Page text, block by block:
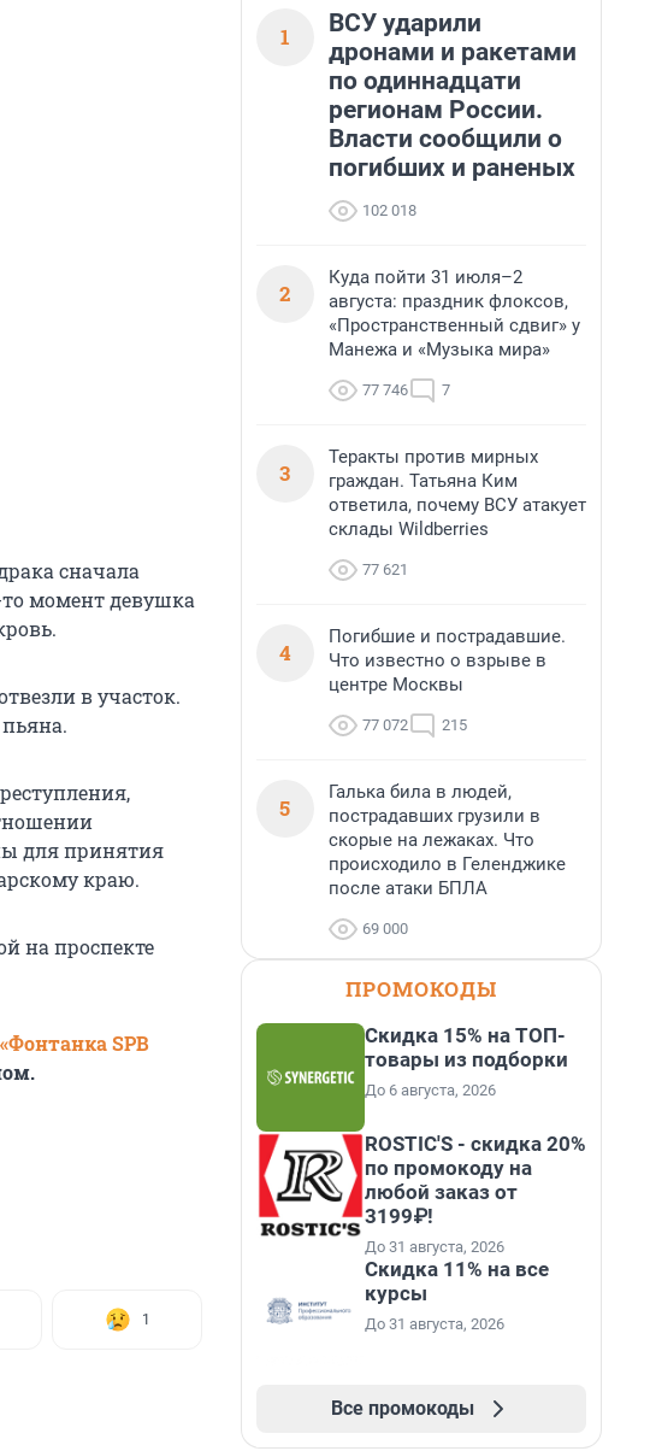
сначала
момент девушка
в участок.
для принятия
краю.
на проспекте
«Фонтанка SPB
1
1
ВСУ ударили
дронами и ракетами
по одиннадцати
регионам России.
Власти сообщили о
погибших и раненых
102 018
2
Куда пойти 31 июля–2
августа: праздник флоксов,
«Пространственный сдвиг» у
Манежа и «Музыка мира»
77 746 7
3
Теракты против мирных
граждан. Татьяна Ким
ответила, почему ВСУ атакует
склады Wildberries
77 621
4
Погибшие и пострадавшие.
Что известно о взрыве в
центре Москвы
77 072 215
5
Галька била в людей,
пострадавших грузили в
скорые на лежаках. Что
происходило в Геленджике
после атаки БПЛА
69 000
ПРОМОКОДЫ
Скидка 15% на ТОП-
товары из подборки
До 6 августа, 2026
ROSTIC'S - скидка 20%
по промокоду на
любой заказ от
3199₽!
До 31 августа, 2026
Скидка 11% на все
курсы
До 31 августа, 2026
Все промокоды